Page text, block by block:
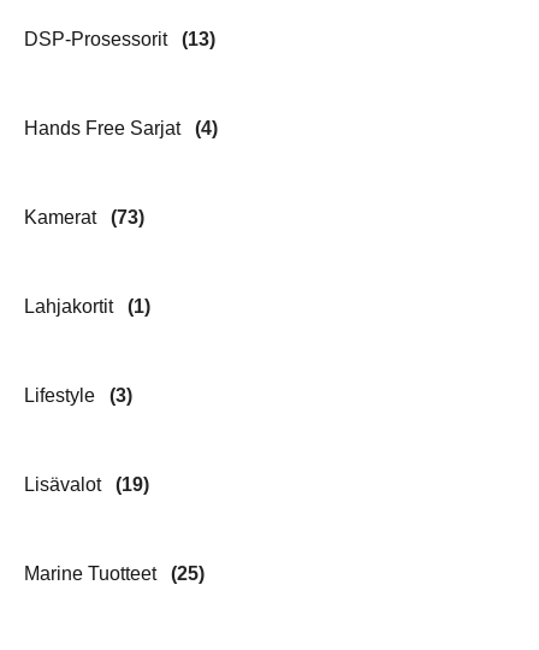
DSP-Prosessorit (13)
Hands Free Sarjat (4)
Kamerat (73)
Lahjakortit (1)
Lifestyle (3)
Lisävalot (19)
Marine Tuotteet (25)